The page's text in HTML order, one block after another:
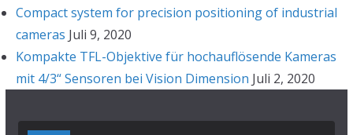
Compact system for precision positioning of industrial
cameras Juli 9, 2020
Kompakte TFL-Objektive für hochauflösende Kameras
mit 4/3“ Sensoren bei Vision Dimension Juli 2, 2020